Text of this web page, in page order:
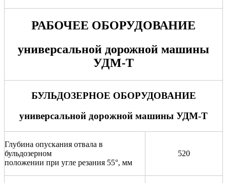
РАБОЧЕЕ ОБОРУДОВАНИЕ
универсальной дорожной машины
УДМ-Т
БУЛЬДОЗЕРНОЕ ОБОРУДОВАНИЕ
универсальной дорожной машины УДМ-Т
Глубина опускания отвала в
бульдозерном
положении при угле резания 55°, мм
520